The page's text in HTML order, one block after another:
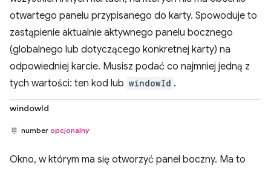
otwartego panelu przypisanego do karty. Spowoduje to
zastąpienie aktualnie aktywnego panelu bocznego
(globalnego lub dotyczącego konkretnej karty) na
odpowiedniej karcie. Musisz podać co najmniej jedną z
tych wartości: ten kod lub windowId .
windowId
number opcjonalny
Okno, w którym ma się otworzyć panel boczny. Ma to